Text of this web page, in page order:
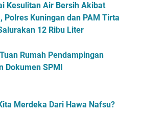
Kesulitan Air Bersih Akibat
Polres Kuningan dan PAM Tirta
12 Ribu Liter
Rumah Pendampingan
Dokumen SPMI
Merdeka Dari Hawa Nafsu?